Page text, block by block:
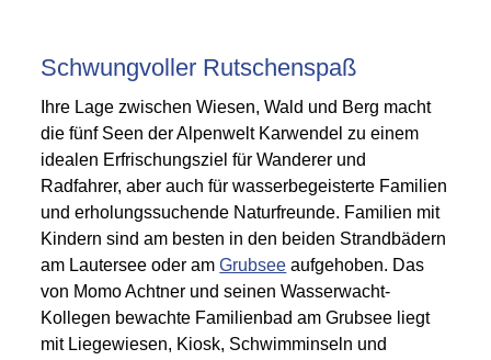
Schwungvoller Rutschenspaß
Ihre Lage zwischen Wiesen, Wald und Berg macht
die fünf Seen der Alpenwelt Karwendel zu einem
idealen Erfrischungsziel für Wanderer und
Radfahrer, aber auch für wasserbegeisterte Familien
und erholungssuchende Naturfreunde. Familien mit
Kindern sind am besten in den beiden Strandbädern
am Lautersee oder amGrubsee aufgehoben. Das
von Momo Achtner und seinen Wasserwacht-
Kollegen bewachte Familienbad am Grubsee liegt
mit Liegewiesen, Kiosk, Schwimminseln und